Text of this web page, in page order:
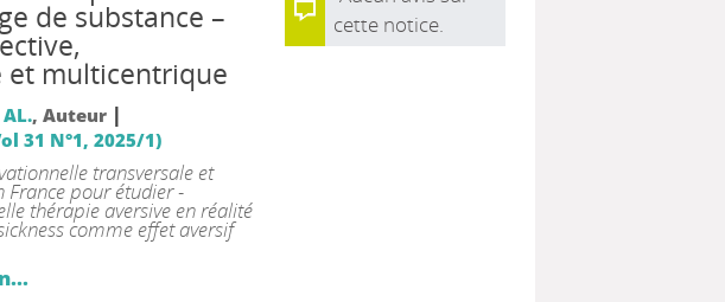
de substance –
et multicentrique
AL., Auteur |
31 N°1, 2025/1)
transversale et
France pour étudier
thérapie aversive en réalité
comme effet aversif
cette notice.